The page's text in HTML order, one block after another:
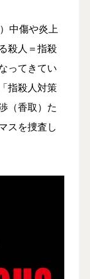
中傷や炎上
殺人＝指殺
ってきてい
指殺人対策
（香取）た
スを捜査し